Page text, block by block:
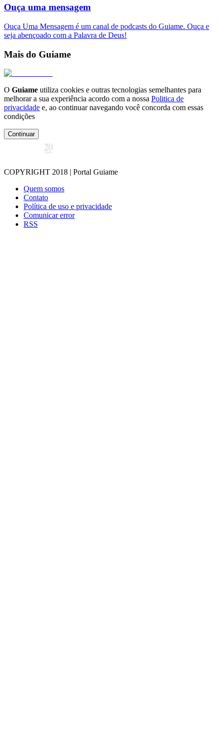
Ouça uma mensagem
Ouça Uma Mensagem é um canal de podcasts do Guiame. Ouça e
seja abençoado com a Palavra de Deus!
Mais do Guiame
O Guiame utiliza cookies e outras tecnologias semelhantes para
melhorar a sua experiência acordo com a nossa Politica de
privacidade e, ao continuar navegando você concorda com essas
condições
Continuar
COPYRIGHT 2018 | Portal Guiame
Quem somos
Contato
Política de uso e privacidade
Comunicar error
RSS